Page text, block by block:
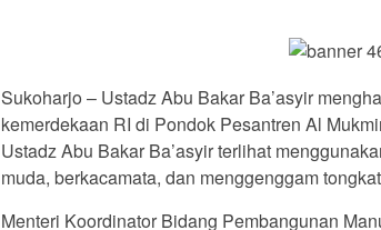
Sukoharjo – Ustadz Abu Bakar Ba’asyir
kemerdekaan RI di Pondok Pesantren Al
Ustadz Abu Bakar Ba’asyir terlihat
muda, berkacamata, dan menggenggam
Menteri Koordinator Bidang Pembangunan